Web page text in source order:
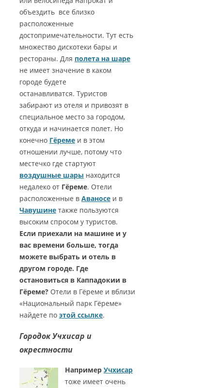
объездить все близко
расположенные
достопримечательности. Тут есть
множество дискотеки бары и
рестораны. Для полета на шаре
не имеет значение в каком
городе будете
останавливатся. Туристов
забирают из отеля и привозят в
специальное место за городом,
откуда и начинается полет. Но
конечно Гёреме и в этом
отношении лучше, потому что
местечко где стартуют
воздушные шары находится
недалеко от Гёреме. Отели
расположенные в Аваносе и в
Чавушине также пользуются
высоким спросом у туристов.
Если приехали на машине и у
вас времени больше, тогда
можете выбрать и отель в
другом городе. Где
остановиться в Каппадокии в
Гёреме? Отели в Гёреме и вблизи
«Национальный парк Гёреме»
найдете по этой ссылке.
Городок Учхисар и
окрестности
Например Учхисар
тоже имеет очень